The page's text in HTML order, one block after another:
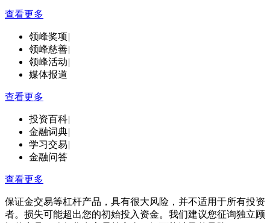
查看更多
领峰奖项|
领峰慈善|
领峰活动|
媒体报道
查看更多
投资百科|
金融词典|
学习交易|
金融问答
查看更多
保证金交易等杠杆产品，具有很大风险，并不适用于所有投资
者。损失可能超出您的初始投入资金。我们建议您征询独立顾